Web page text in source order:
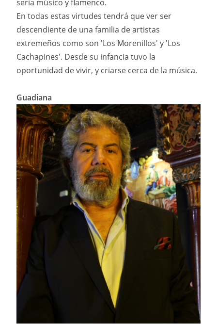
sería músico y flamenco.
En todas estas virtudes tendrá que ver ser
descendiente de una familia de artistas
extremeños como son 'Los Morenillos' y 'Los
Cachapines'. Desde su infancia tuvo la
oportunidad de vivir, y criarse cerca de la música.
Guadiana